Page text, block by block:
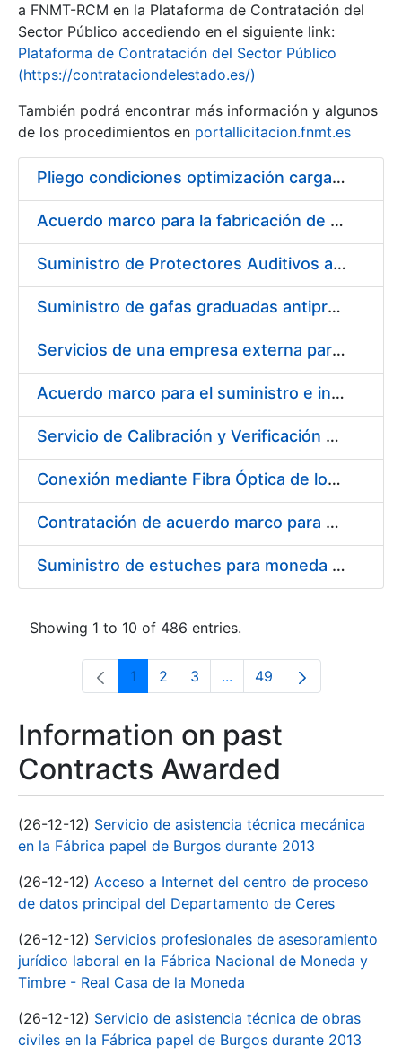
Show/Hide
a FNMT-RCM en la Plataforma de Contratación del
Sector Público accediendo en el siguiente link:
Plataforma de Contratación del Sector Público
(https://contrataciondelestado.es/)
También podrá encontrar más información y algunos
de los procedimientos en portallicitacion.fnmt.es
Pliego condiciones optimización cargas compras firmado
Acuerdo marco para la fabricación de piezas
Suministro de Protectores Auditivos a medida para las personas trabajadoras de los Centros de Trabajo de Madrid y Burgos
Suministro de gafas graduadas antiproyecciones para los trabajadores de la FNMT-RCM en los centros de trabajo de Madrid y Burgos
Servicios de una empresa externa para el asesoramiento y resolución de los recursos de alzada que se presentan relacionados con procesos de selección para la FNMT-RCM
Acuerdo marco para el suministro e instalación de persianas, estores y otros complementos
Servicio de Calibración y Verificación Externa de los Equipos de Medición del Servicio de Prevención de la FNMT-RCM
Conexión mediante Fibra Óptica de los Centros de Proceso de Datos (CPDs) de las sedes de la FNMT-RCM de Burgos y Madrid
Contratación de acuerdo marco para el Suministro de Material de Electricidad para la Fábrica Nacional de Moneda y Timbre-Real Casa de la Moneda en su centro de trabajo de Burgos
Suministro de estuches para moneda de 30 €
Showing 1 to 10 of 486 entries.
Page
1 Page
2 Page
3 ...Intermediate Pages Use
Page
49
Information on past
Contracts Awarded
(26-12-12) Servicio de asistencia técnica mecánica
en la Fábrica papel de Burgos durante 2013
(26-12-12) Acceso a Internet del centro de proceso
de datos principal del Departamento de Ceres
(26-12-12) Servicios profesionales de asesoramiento
jurídico laboral en la Fábrica Nacional de Moneda y
Timbre - Real Casa de la Moneda
(26-12-12) Servicio de asistencia técnica de obras
civiles en la Fábrica papel de Burgos durante 2013